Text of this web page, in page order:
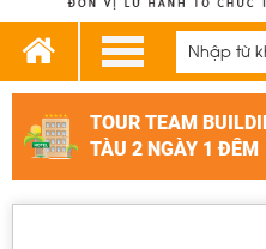
TOUR TEAM
TÀU 2 NGÀY 1 ĐÊM